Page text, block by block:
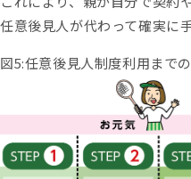
任意後見人が代わって確実に
図5:任意後見人制度利用まで